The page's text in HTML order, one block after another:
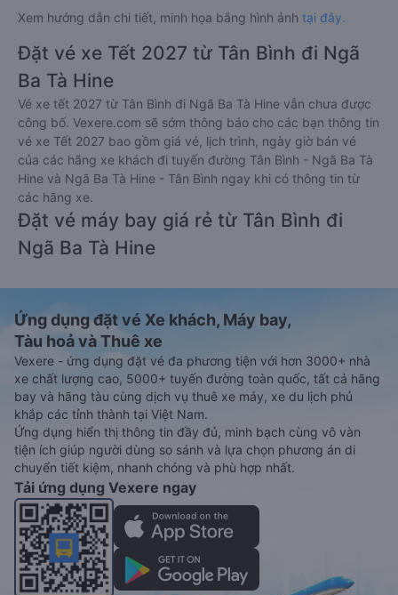
Xem hướng dẫn chi tiết, minh họa bằng hình ảnh tại đây.
Đặt vé xe Tết 2027 từ Tân Bình đi Ngã
Ba Tà Hine
Vé xe tết 2027 từ Tân Bình đi Ngã Ba Tà Hine vẫn chưa được
công bố. Vexere.com sẽ sớm thông báo cho các bạn thông tin
vé xe Tết 2027 bao gồm giá vé, lịch trình, ngày giờ bán vé
của các hãng xe khách đi tuyến đường Tân Bình - Ngã Ba Tà
Hine và Ngã Ba Tà Hine - Tân Bình ngay khi có thông tin từ
các hãng xe.
Đặt vé máy bay giá rẻ từ Tân Bình đi
Ngã Ba Tà Hine
Ứng dụng đặt vé Xe khách, Máy bay,
Tàu hoả và Thuê xe
Vexere - ứng dụng đặt vé đa phương tiện với hơn 3000+ nhà
xe chất lượng cao, 5000+ tuyến đường toàn quốc, tất cả hãng
bay và hãng tàu cùng dịch vụ thuê xe máy, xe du lịch phủ
khắp các tỉnh thành tại Việt Nam.
Ứng dụng hiển thị thông tin đầy đủ, minh bạch cùng vô vàn
tiện ích giúp người dùng so sánh và lựa chọn phương án di
chuyển tiết kiệm, nhanh chóng và phù hợp nhất.
Tải ứng dụng Vexere ngay